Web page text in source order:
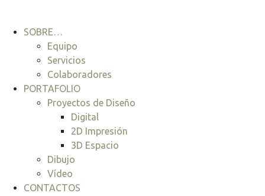
SOBRE…
Equipo
Servicios
Colaboradores
PORTAFOLIO
Proyectos de Diseño
Digital
2D Impresión
3D Espacio
Dibujo
Vídeo
CONTACTOS